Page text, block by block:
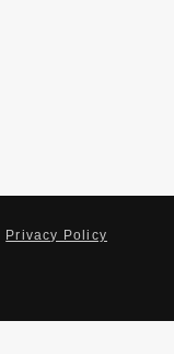
Privacy Policy